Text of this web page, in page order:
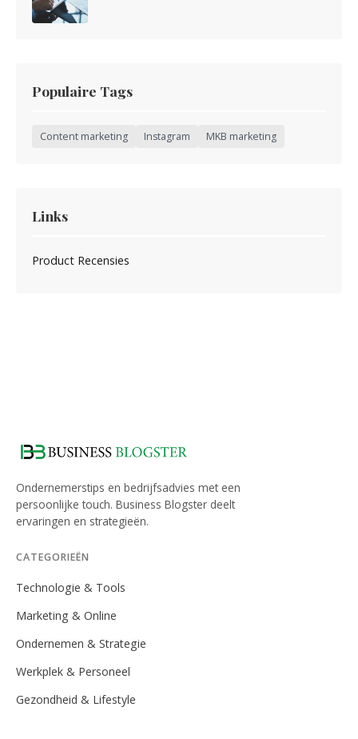
Populaire Tags
Content marketing Instagram MKB marketing
Links
Product Recensies
Ondernemerstips en bedrijfsadvies met een
persoonlijke touch. Business Blogster deelt
ervaringen en strategieën.
CATEGORIEËN
Technologie & Tools
Marketing & Online
Ondernemen & Strategie
Werkplek & Personeel
Gezondheid & Lifestyle